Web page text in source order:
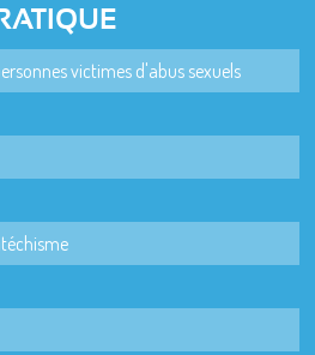
victimes d'abus sexuels